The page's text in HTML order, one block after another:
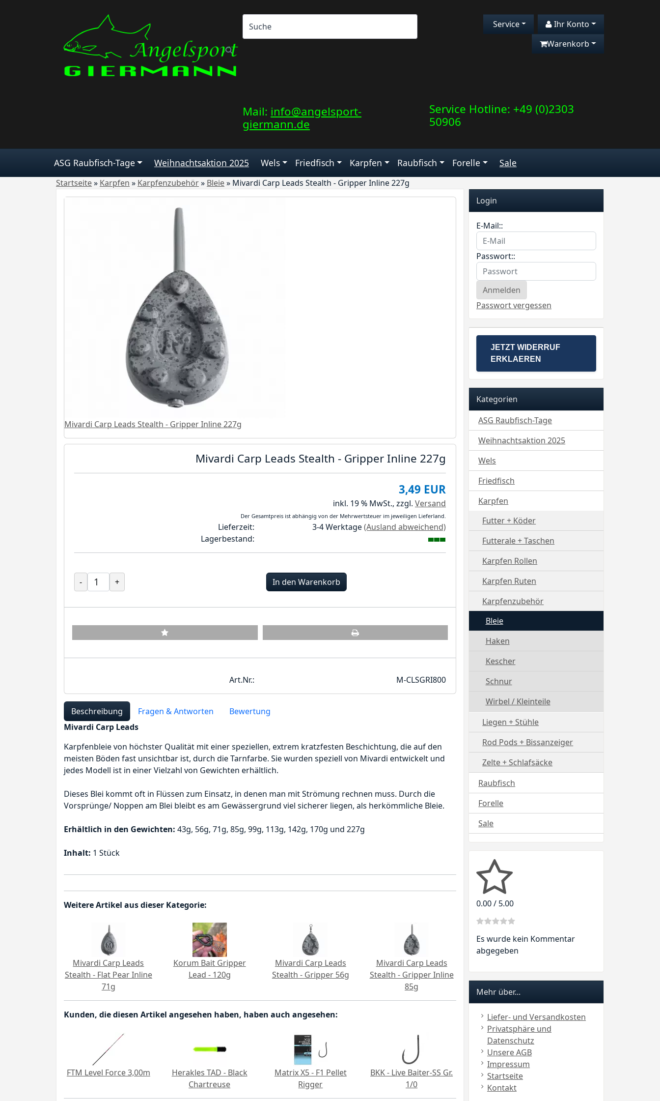
Mail: info@angelsport-
giermann.de
Service
Ihr Konto
Warenkorb
Service Hotline: +49 (0)2303
50906
ASG Raubfisch-Tage Weihnachtsaktion 2025 Wels Friedfisch Karpfen Raubfisch Forelle Sale
Startseite» Karpfen » Karpfenzubehör» Bleie» Mivardi Carp Leads Stealth - Gripper Inline 227g
Mivardi Carp Leads Stealth - Gripper Inline 227g
Mivardi Carp Leads Stealth - Gripper Inline 227g
3,49 EUR
inkl. 19 % MwSt., zzgl. Versand
Der Gesamtpreis ist abhängig von der Mehrwertsteuer im jeweiligen Lieferland.
Lieferzeit: 3-4 Werktage(Ausland abweichend)
Lagerbestand:
- + In den Warenkorb
Art.Nr.: M-CLSGRI800
Beschreibung Fragen & Antworten
Bewertung
Mivardi Carp Leads
Karpfenbleie von höchster Qualität mit einer speziellen, extrem kratzfesten Beschichtung, die auf den
meisten Böden fast unsichtbar ist, durch die Tarnfarbe. Sie wurden speziell von Mivardi entwickelt und
jedes Modell ist in einer Vielzahl von Gewichten erhältlich.
Dieses Blei kommt oft in Flüssen zum Einsatz, in denen man mit Strömung rechnen muss. Durch die
Vorsprünge/ Noppen am Blei bleibt es am Gewässergrund viel sicherer liegen, als herkömmliche Bleie.
Erhältlich in den Gewichten: 43g, 56g, 71g, 85g, 99g, 113g, 142g, 170g und 227g
Inhalt: 1 Stück
Weitere Artikel aus dieser Kategorie:
Mivardi Carp Leads
Stealth - Flat Pear Inline
71g
Korum Bait Gripper
Lead - 120g
Mivardi Carp Leads
Stealth - Gripper 56g
Mivardi Carp Leads
Stealth - Gripper Inline
85g
Kunden, die diesen Artikel angesehen haben, haben auch angesehen:
FTM Level Force 3,00m
Herakles TAD - Black
Chartreuse
Matrix X5 - F1 Pellet
Rigger
BKK - Live Baiter-SS Gr.
1/0
Login
E-Mail::
Passwort::
Passwort vergessen
JETZT WIDERRUF
ERKLAEREN
Kategorien
ASG Raubfisch-Tage
Weihnachtsaktion 2025
Wels
Friedfisch
Karpfen
Futter + Köder
Futterale + Taschen
Karpfen Rollen
Karpfen Ruten
Karpfenzubehör
Bleie
Haken
Kescher
Schnur
Wirbel / Kleinteile
Liegen + Stühle
Rod Pods + Bissanzeiger
Zelte + Schlafsäcke
Raubfisch
Forelle
Sale
0.00 / 5.00
Es wurde kein Kommentar
abgegeben
Mehr über...
Liefer- und Versandkosten
Privatsphäre und
Datenschutz
Unsere AGB
Impressum
Startseite
Kontakt